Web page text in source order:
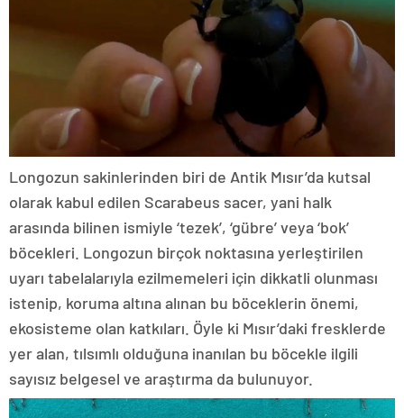
Longozun sakinlerinden biri de Antik Mısır’da kutsal
olarak kabul edilen Scarabeus sacer, yani halk
arasında bilinen ismiyle ‘tezek’, ‘gübre’ veya ‘bok’
böcekleri. Longozun birçok noktasına yerleştirilen
uyarı tabelalarıyla ezilmemeleri için dikkatli olunması
istenip, koruma altına alınan bu böceklerin önemi,
ekosisteme olan katkıları. Öyle ki Mısır’daki fresklerde
yer alan, tılsımlı olduğuna inanılan bu böcekle ilgili
sayısız belgesel ve araştırma da bulunuyor.